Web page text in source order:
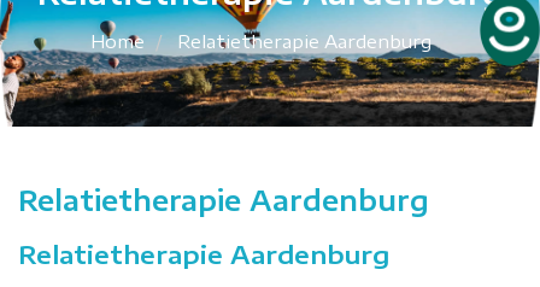
Home Relatietherapie Aardenburg
Relatietherapie Aardenburg
Relatietherapie Aardenburg